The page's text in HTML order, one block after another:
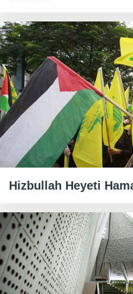
Hizbullah Heyeti